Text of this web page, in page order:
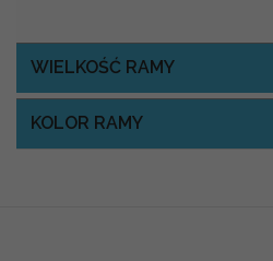
WIELKOŚĆ RAMY
KOLOR RAMY